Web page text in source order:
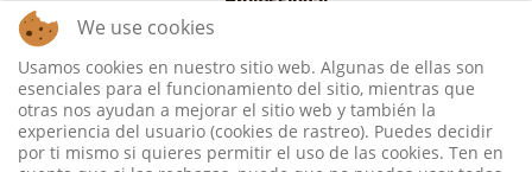
We use cookies
Usamos cookies en nuestro sitio web. Algunas de ellas son
esenciales para el funcionamiento del sitio, mientras que
otras nos ayudan a mejorar el sitio web y también la
experiencia del usuario (cookies de rastreo). Puedes decidir
por ti mismo si quieres permitir el uso de las cookies. Ten en